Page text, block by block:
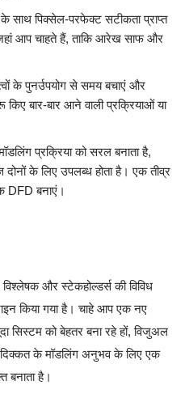
साथ पिक्सेल-परफेक्ट सटीकता प्राप्त
आप चाहते हैं, ताकि आरेख साफ और
के पुनर्उपयोग से समय बचाएं और
बार-बार आने वाली प्रक्रियाओं या
प्रक्रिया को सरल बनाता है,
के लिए उपलब्ध होता है। एक तीव्र
DFD बनाएं।
और स्टेकहोल्डर्स की विविध
किया गया है। चाहे आप एक नए
सिस्टम को बेहतर बना रहे हों, विजुअल
दिक्कत के मॉडलिंग अनुभव के लिए एक
बनाता है।